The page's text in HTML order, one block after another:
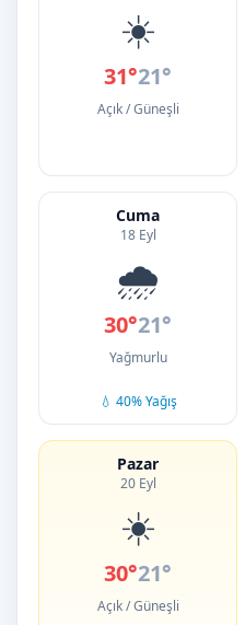
☀️
31°21°
Açık / Güneşli
Cuma
18 Eyl
🌧️
30°21°
Yağmurlu
💧 40% Yağış
Pazar
20 Eyl
☀️
30°21°
Açık / Güneşli